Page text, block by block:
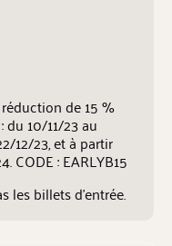
de 15 %
10/11/23 au
12/23, et à partir
CODE : EARLYB15
les billets d'entrée.